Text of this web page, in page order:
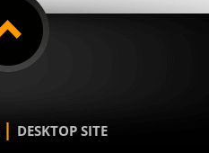
| DESKTOP SITE